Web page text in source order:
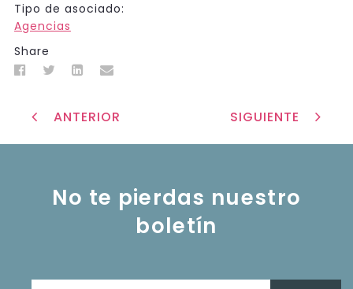
Tipo de asociado:
Agencias
Share
ANTERIOR SIGUIENTE
No te pierdas nuestro
boletín